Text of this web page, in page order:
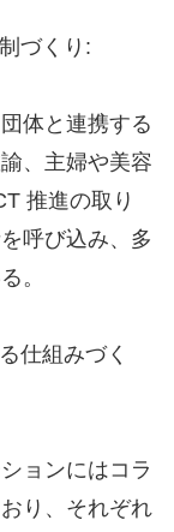
づくり:
体と連携する
、主婦や美容
推進の取り
呼び込み、多
。
仕組みづく
ョンにはコラ
り、それぞれ